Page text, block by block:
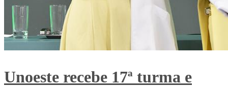
Unoeste recebe 17ª turma e